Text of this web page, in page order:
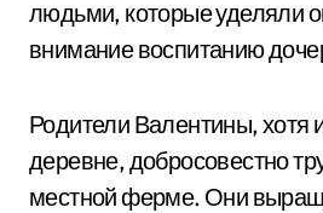
людьми, которые уделяли
внимание воспитанию
Родители Валентины, хотя
деревне, добросовестно
местной ферме. Они